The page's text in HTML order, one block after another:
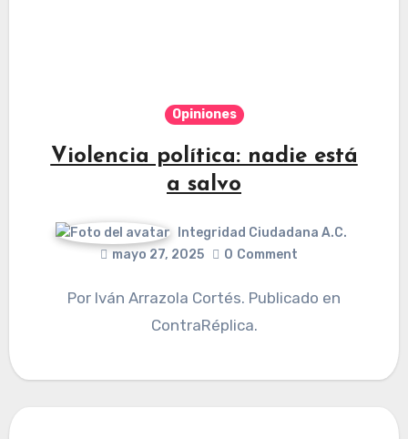
Opiniones
Violencia política: nadie está
a salvo
Integridad Ciudadana A.C.
mayo 27, 2025
0 Comment
Por Iván Arrazola Cortés. Publicado en
ContraRéplica.